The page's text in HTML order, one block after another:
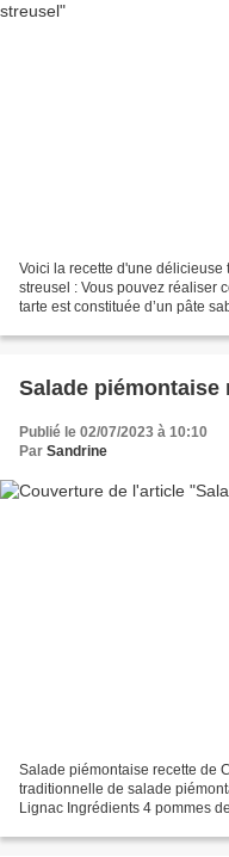
Voici la recette d'une
streusel : Vous pouvez réaliser
tarte est constituée d’un pâte
Salade
Publié le 02/07/2023 à 10:10
Par Sandrine
Salade piémontaise recette de Cyril Lignac Afin de
traditionnelle de salade
Lignac Ingrédients 4 pommes